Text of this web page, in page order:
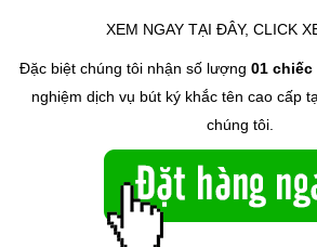
XEM NGAY TẠI ĐÂY, CLICK
Đặc biệt chúng tôi nhận số lượng 01 chiếc
nghiệm dịch vụ bút ký khắc tên cao cấp
chúng tôi.